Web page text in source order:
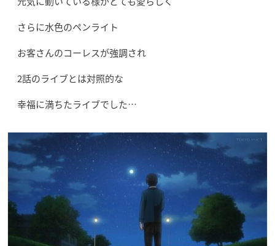
さらに水色のペンライト
お客さんのコーレスが強調され
2話のライブとは対照的な
幸福に満ちたライブでした…